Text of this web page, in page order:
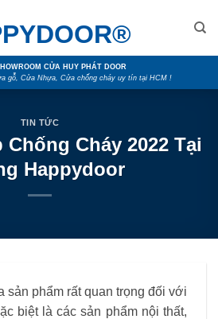
CỬA HUY PHÁT DOOR
gỗ, Cửa Nhựa, Cửa chống cháy uy tín tại HCM !
TIN TỨC
Chống Cháy 2022 Tại
Happydoor
sản phẩm rất quan trọng đối với
biệt là các sản phẩm nội thất,